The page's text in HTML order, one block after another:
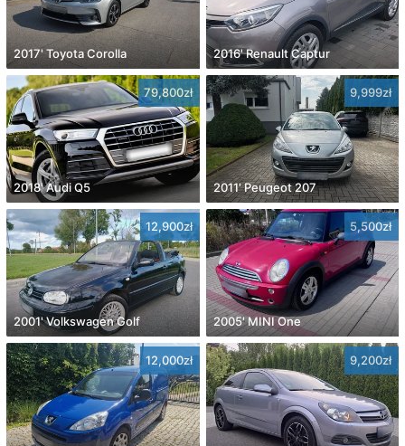
2017' Toyota Corolla 2016' Renault Captur
79,800zł
2018' Audi Q5
9,999zł
2011' Peugeot 207
12,900zł
2001' Volkswagen Golf
5,500zł
2005' MINI One
12,000zł 9,200zł